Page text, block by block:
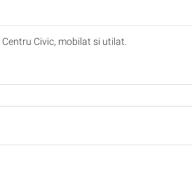
Civic, mobilat si utilat.